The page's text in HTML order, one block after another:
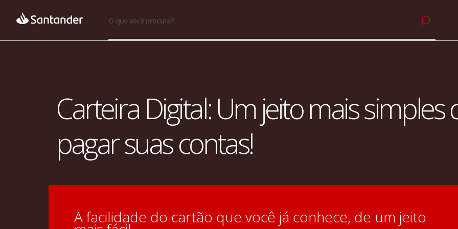
O que você procura?
Carteira Digital: Um jeito mais simples
pagar suas contas!
A facilidade do cartão que você já conhece, de um jeito